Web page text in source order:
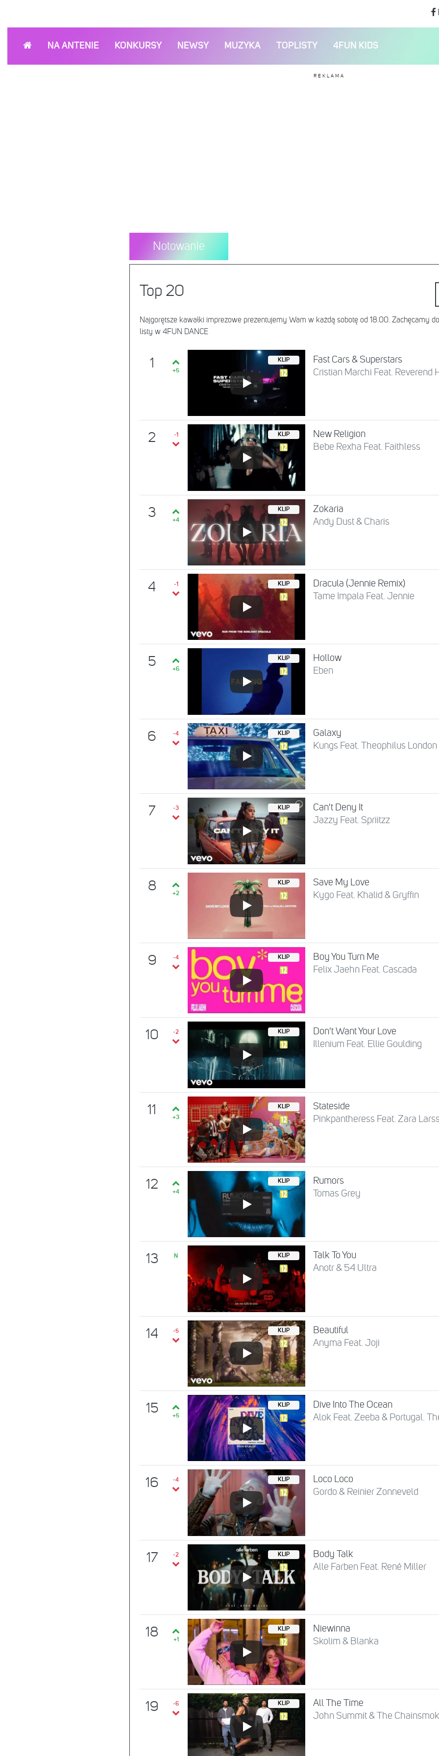
NA ANTENIE KONKURSY NEWSY MUZYKA TOPLISTY 4FUN KIDS
REKLAMA
Notowanie
Top 20
Najgorętsze kawałki imprezowe prezentujemy Wam w każdą sobotę od 18.00. Zachęcamy
listy w 4FUN DANCE
1
+5
KLIP
Fast Cars & Superstars
Cristian Marchi Feat. Reverend
2 -1 KLIP
New Religion
Bebe Rexha Feat. Faithless
3
+4
KLIP
Zokaria
Andy Dust & Charis
4 -1 KLIP
Dracula (Jennie Remix)
Tame Impala Feat. Jennie
5
+6
KLIP
Hollow
Eben
6 -4 KLIP
Galaxy
Kungs Feat. Theophilus London
7 -3 KLIP
Can't Deny It
Jazzy Feat. Spriitzz
8
+2
KLIP
Save My Love
Kygo Feat. Khalid & Gryffin
9 -4 KLIP
Boy You Turn Me
Felix Jaehn Feat. Cascada
10 -2 KLIP
Don't Want Your Love
Illenium Feat. Ellie Goulding
11
+3
KLIP
Stateside
Pinkpantheress Feat. Zara
12
+4
KLIP
Rumors
Tomas Grey
13 N KLIP
Talk To You
Anotr & 54 Ultra
14 -5 KLIP
Beautiful
Anyma Feat. Joji
15
+5
KLIP
Dive Into The Ocean
Alok Feat. Zeeba & Portugal.
16 -4 KLIP
Loco Loco
Gordo & Reinier Zonneveld
17 -2 KLIP
Body Talk
Alle Farben Feat. René Miller
18
+1
KLIP
Niewinna
Skolim & Blanka
19 -6 KLIP
All The Time
John Summit & The